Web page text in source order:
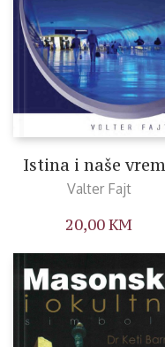
Istina i naše
Valter Fajt
20,00KM